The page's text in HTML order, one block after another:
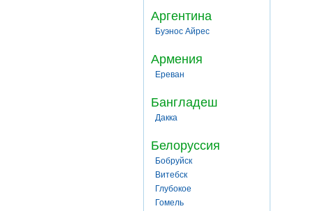
Аргентина
Буэнос Айрес
Армения
Ереван
Бангладеш
Дакка
Белоруссия
Бобруйск
Витебск
Глубокое
Гомель